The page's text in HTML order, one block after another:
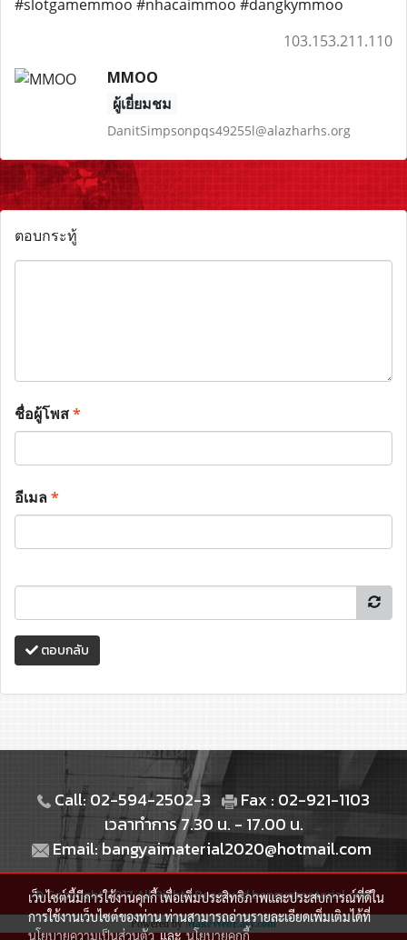
#slotgamemmoo #nhacaimmoo #dangkymmoo
103.153.211.110
MMOO
ผู้เยี่ยมชม
DanitSimpsonpqs49255l@alazharhs.org
ตอบกระทู้
ชื่อผู้โพส*
อีเมล*
ตอบกลับ
Call: 02-594-2502-3
Fax : 02-921-1103
เวลาทำการ 7.30 น. - 17.00 น.
Email: bangyaimaterial2020@hotmail.com
© Copyright 2017 All Rights Reserved.bangyaimaterial.com
Powered byMakeWebEasy.com
เว็บไซต์นี้มีการใช้งานคุกกี้ เพื่อเพิ่มประสิทธิภาพและประสบการณ์ที่ดีใน
การใช้งานเว็บไซต์ของท่าน ท่านสามารถอ่านรายละเอียดเพิ่มเติมได้ที่
นโยบายความเป็นส่วนตัวและนโยบายคุกกี้